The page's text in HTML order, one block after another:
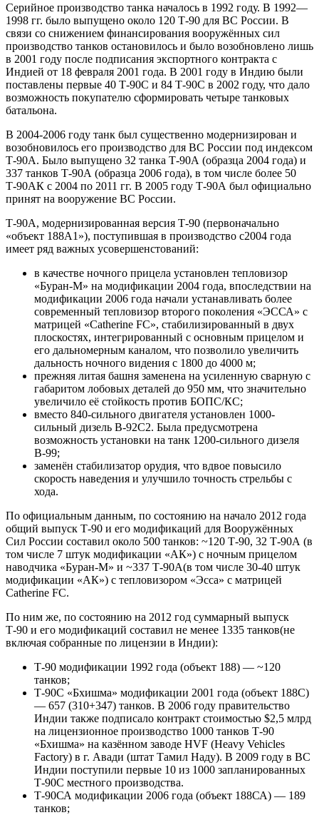
Серийное производство танка началось в 1992 году. В 1992—
1998 гг. было выпущено около 120 Т-90 для ВС России. В
связи со снижением финансирования вооружённых сил
производство танков остановилось и было возобновлено лишь
в 2001 году после подписания экспортного контракта с
Индией от 18 февраля 2001 года. В 2001 году в Индию были
поставлены первые 40 Т-90С и 84 Т-90С в 2002 году, что дало
возможность покупателю сформировать четыре танковых
батальона.
В 2004-2006 году танк был существенно модернизирован и
возобновилось его производство для ВС России под индексом
Т-90А. Было выпущено 32 танка Т-90А (образца 2004 года) и
337 танков Т-90А (образца 2006 года), в том числе более 50
Т-90АК с 2004 по 2011 гг. В 2005 году Т-90А был официально
принят на вооружение ВС России.
Т-90А, модернизированная версия Т-90 (первоначально
«объект 188А1»), поступившая в производство с2004 года
имеет ряд важных усовершенстований:
в качестве ночного прицела установлен тепловизор
«Буран-М» на модификации 2004 года, впоследствии на
модификации 2006 года начали устанавливать более
современный тепловизор второго поколения «ЭССА» с
матрицей «Catherine FC», стабилизированный в двух
плоскостях, интегрированный с основным прицелом и
его дальномерным каналом, что позволило увеличить
дальность ночного видения с 1800 до 4000 м;
прежняя литая башня заменена на усиленную сварную с
габаритом лобовых деталей до 950 мм, что значительно
увеличило её стойкость против БОПС/КС;
вместо 840-сильного двигателя установлен 1000-
сильный дизель В-92С2. Была предусмотрена
возможность установки на танк 1200-сильного дизеля
В-99;
заменён стабилизатор орудия, что вдвое повысило
скорость наведения и улучшило точность стрельбы с
хода.
По официальным данным, по состоянию на начало 2012 года
общий выпуск Т-90 и его модификаций для Вооружённых
Сил России составил около 500 танков: ~120 Т-90, 32 Т-90А (в
том числе 7 штук модификации «АК») с ночным прицелом
наводчика «Буран-М» и ~337 Т-90А(в том числе 30-40 штук
модификации «АК») с тепловизором «Эсса» с матрицей
Catherine FC.
По ним же, по состоянию на 2012 год суммарный выпуск
Т-90 и его модификаций составил не менее 1335 танков(не
включая собранные по лицензии в Индии):
Т-90 модификации 1992 года (объект 188) — ~120
танков;
Т-90С «Бхишма» модификации 2001 года (объект 188С)
— 657 (310+347) танков. В 2006 году правительство
Индии также подписало контракт стоимостью $2,5 млрд
на лицензионное производство 1000 танков Т-90
«Бхишма» на казённом заводе HVF (Heavy Vehicles
Factory) в г. Авади (штат Тамил Наду). В 2009 году в ВС
Индии поступили первые 10 из 1000 запланированных
Т-90С местного производства.
Т-90СА модификации 2006 года (объект 188СА) — 189
танков;